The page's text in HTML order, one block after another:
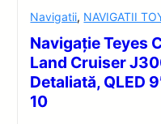
Navigatii, NAVIGATII
Navigație Teyes
Land Cruiser
Detaliată, QLED
10